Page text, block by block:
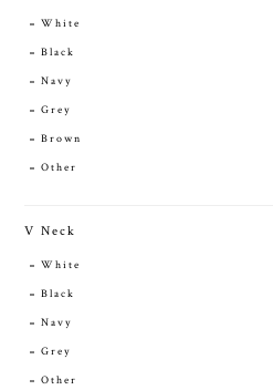
White
Black
Navy
Grey
Brown
Other
V Neck
White
Black
Navy
Grey
Other